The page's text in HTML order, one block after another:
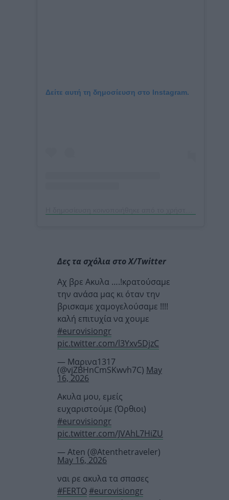
Δείτε αυτή τη δημοσίευση στο Instagram.
Δες τα σχόλια στο X/Twitter
Αχ βρε Ακυλα ….!κρατούσαμε
την ανάσα μας κι όταν την
βρισκαμε χαμογελούσαμε !!!!
καλή επιτυχία να χουμε
#eurovisiongr
pic.twitter.com/l3Yxv5DjzC
— Μαρινα1317
(@vjZBHnCmSKwvh7C) May
16, 2026
Ακυλα μου, εμείς
ευχαριστούμε (Όρθιοι)
#eurovisiongr
pic.twitter.com/JVAhL7HiZU
— Aten (@Atenthetraveler)
May 16, 2026
ναι ρε ακυλα τα σπασες
#FERTO#eurovisiongr